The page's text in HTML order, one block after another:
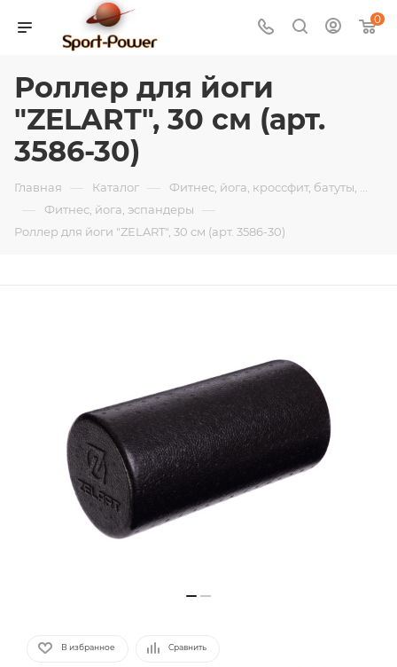
0
Роллер для йоги
"ZELART", 30 см (арт.
3586-30)
Главная — Каталог — Фитнес, йога, кроссфит, батуты, ...
— Фитнес, йога, эспандеры —
Роллер для йоги "ZELART", 30 см (арт. 3586-30)
В избранное Сравнить